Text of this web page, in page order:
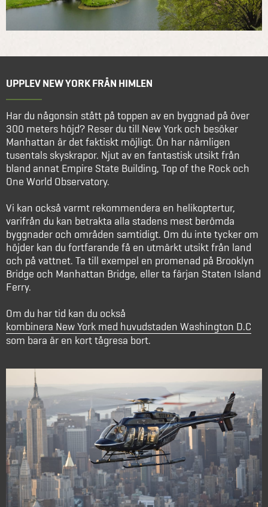
UPPLEV NEW YORK FRÅN HIMLEN
Har du någonsin stått på toppen av en byggnad på över
300 meters höjd? Reser du till New York och besöker
Manhattan är det faktiskt möjligt. Ön har nämligen
tusentals skyskrapor. Njut av en fantastisk utsikt från
bland annat Empire State Building, Top of the Rock och
One World Observatory.
Vi kan också varmt rekommendera en helikoptertur,
varifrån du kan betrakta alla stadens mest berömda
byggnader och områden samtidigt. Om du inte tycker om
höjder kan du fortfarande få en utmärkt utsikt från land
och på vattnet. Ta till exempel en promenad på Brooklyn
Bridge och Manhattan Bridge, eller ta färjan Staten Island
Ferry.
Om du har tid kan du också
kombinera New York med huvudstaden Washington D.C
som bara är en kort tågresa bort.